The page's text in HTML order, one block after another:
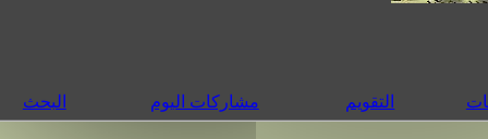
التقويم مشاركات اليوم البحث